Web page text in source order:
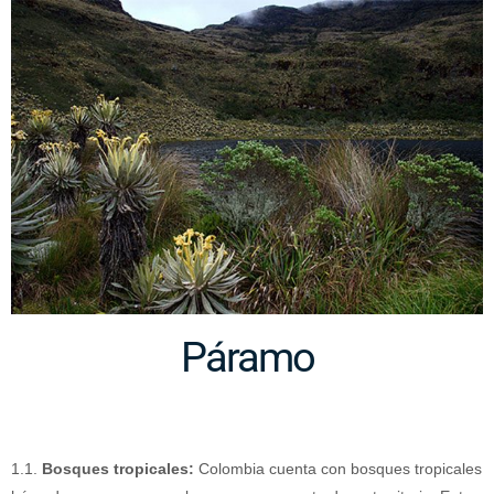
Páramo
1.1. Bosques tropicales: Colombia cuenta con bosques tropicales